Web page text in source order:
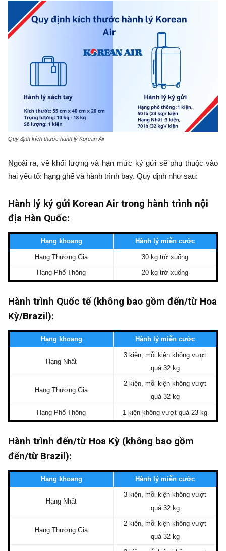
Quy định kích thước hành lý Korean Air
Ngoài ra, về khối lượng và hạn mức ký gửi sẽ phụ thuộc vào
hai yếu tố: hạng ghế và hành trình bay. Quy định như sau:
Hành lý ký gửi Korean Air trong hành trình nội
địa Hàn Quốc:
Hạng khoang Hành lý miễn cước
Hạng Thương Gia 30 kg trở xuống
Hạng Phổ Thông 20 kg trở xuống
Hành trình Quốc tế (không bao gồm đến/từ Hoa
Kỳ/Brazil):
Hạng khoang Hành lý miễn cước
Hạng Nhất
3 kiện, mỗi kiện không vượt
quá 32 kg
Hạng Thương Gia
2 kiện, mỗi kiện không vượt
quá 32 kg
Hạng Phổ Thông 1 kiện không vượt quá 23 kg
Hành trình đến/từ Hoa Kỳ (không bao gồm
đến/từ Brazil):
Hạng khoang Hành lý miễn cước
Hạng Nhất
3 kiện, mỗi kiện không vượt
quá 32 kg
Hạng Thương Gia
2 kiện, mỗi kiện không vượt
quá 32 kg